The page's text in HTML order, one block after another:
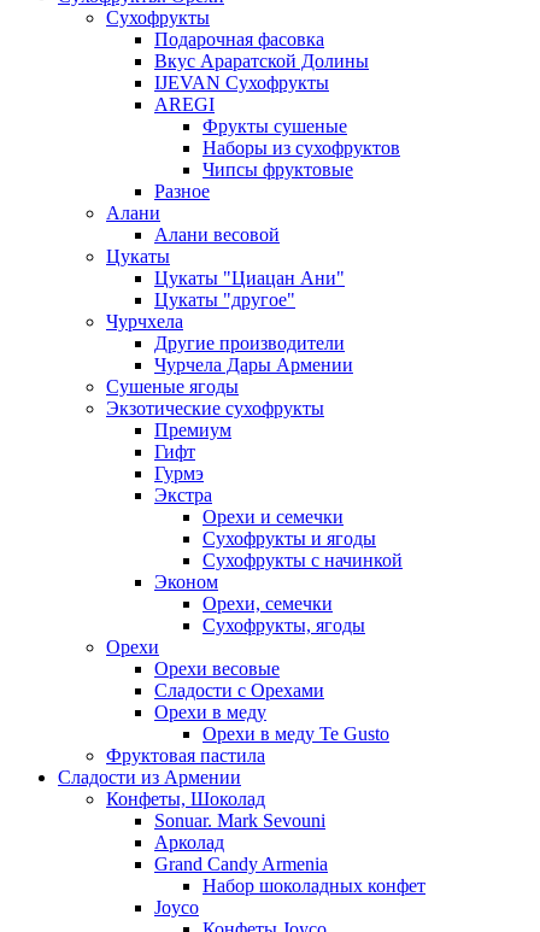
Сухофрукты
Подарочная фасовка
Вкус Араратской Долины
IJEVAN Сухофрукты
AREGI
Фрукты сушеные
Наборы из сухофруктов
Чипсы фруктовые
Разное
Алани
Алани весовой
Цукаты
Цукаты "Циацан Ани"
Цукаты "другое"
Чурчхела
Другие производители
Чурчела Дары Армении
Сушеные ягоды
Экзотические сухофрукты
Премиум
Гифт
Гурмэ
Экстра
Орехи и семечки
Сухофрукты и ягоды
Сухофрукты с начинкой
Эконом
Орехи, семечки
Сухофрукты, ягоды
Орехи
Орехи весовые
Сладости с Орехами
Орехи в меду
Орехи в меду Te Gusto
Фруктовая пастила
Сладости из Армении
Конфеты, Шоколад
Sonuar. Mark Sevouni
Арколад
Grand Candy Armenia
Набор шоколадных конфет
Joyco